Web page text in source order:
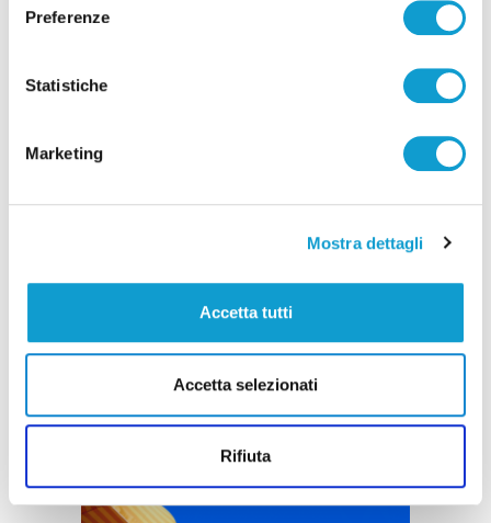
Preferenze
Statistiche
Marketing
Mostra dettagli
Accetta tutti
Accetta selezionati
Rifiuta